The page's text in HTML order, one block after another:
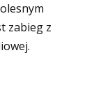
zabieg z